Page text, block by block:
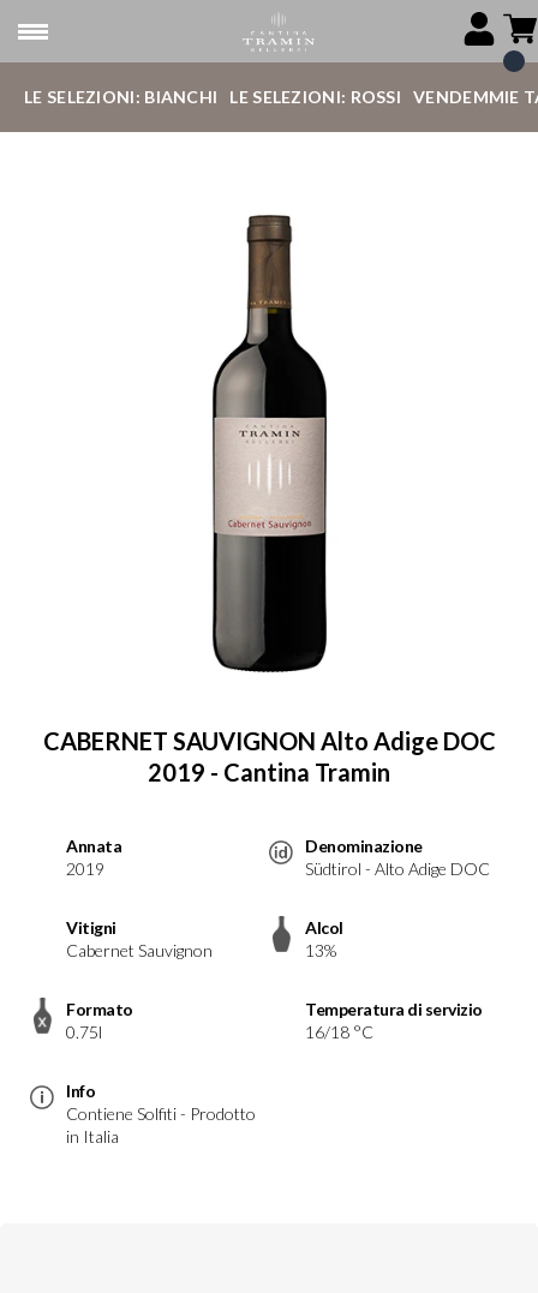
LE SELEZIONI: BIANCHI LE SELEZIONI: ROSSI VENDEMMIE
CABERNET SAUVIGNON Alto Adige DOC
2019 - Cantina Tramin
Annata
2019
Denominazione
Südtirol - Alto Adige DOC
Vitigni
Cabernet Sauvignon
Alcol
13%
Formato
0.75l
Temperatura di servizio
16/18 °C
Info
Contiene Solfiti - Prodotto
in Italia